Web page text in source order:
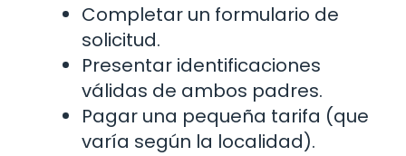
Completar un formulario de
solicitud.
Presentar identificaciones
válidas de ambos padres.
Pagar una pequeña tarifa (que
varía según la localidad).